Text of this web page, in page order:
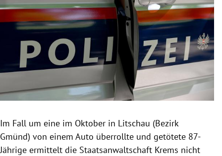
Untermenü
Untermenü
Untermenü
Im Fall um eine im Oktober in Litschau (Bezirk
Gmünd) von einem Auto überrollte und getötete 87-
Jährige ermittelt die Staatsanwaltschaft Krems nicht